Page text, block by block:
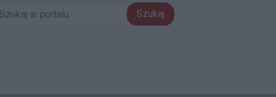
Szukaj